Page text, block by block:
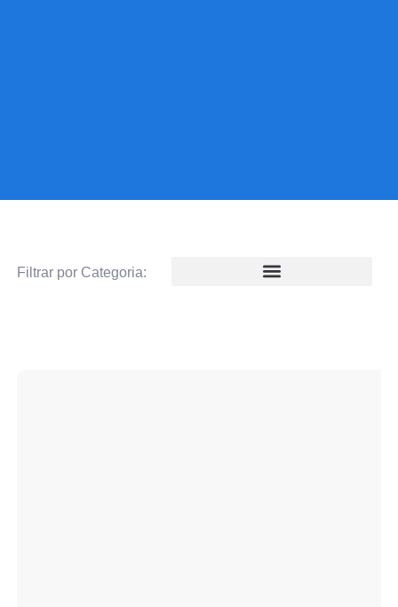
Filtrar por Categoria: